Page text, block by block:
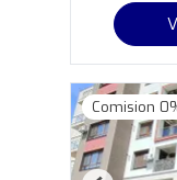
Comision